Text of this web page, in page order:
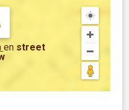
en street